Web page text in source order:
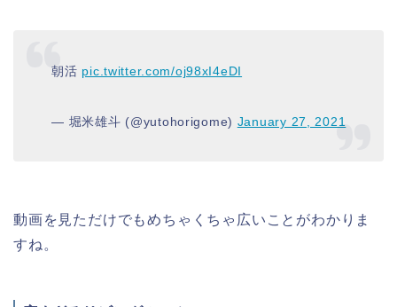
朝活 pic.twitter.com/oj98xI4eDI
— 堀米雄斗 (@yutohorigome) January 27, 2021
動画を見ただけでもめちゃくちゃ広いことがわかりま
すね。